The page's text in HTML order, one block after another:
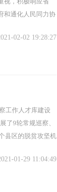
和通化人民同力协
02-02 19:28:27
工作人才库建设
了9轮常规巡察、
县区的脱贫攻坚机
01-29 11:04:49